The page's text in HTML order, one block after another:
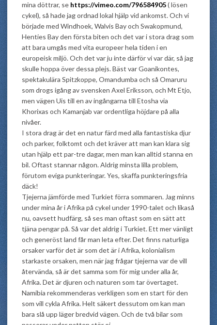
mina döttrar, se https://vimeo.com/796584905( lösen
cykel), så hade jag ordnad lokal hjälp vid ankomst. Och vi
började med Windhoek, Walvis Bay och Swakopmund,
Henties Bay den första biten och det var i stora drag som
att bara umgås med vita europeer hela tiden i en
europeisk miljö. Och det var ju inte därför vi var där, så jag
skulle hoppa över dessa plejs. Bäst var Goanikontes,
spektakulära Spitzkoppe, Omandumba och så Omaruru
som drogs igång av svensken Axel Eriksson, och Mt Etjo,
men vägen Uis till en av ingångarna till Etosha via
Khorixas och Kamanjab var ordentliga höjdare på alla
nivåer.
I stora drag är det en natur färd med alla fantastiska djur
och parker, folktomt och det kräver att man kan klara sig
utan hjälp ett par-tre dagar, men man kan alltid stanna en
bil. Oftast stannar någon. Aldrig minsta lilla problem,
förutom eviga punkteringar. Yes, skaffa punkteringsfria
däck!
Tjejerna jämförde med Turkiet förra sommaren. Jag minns
under mina år i Afrika på cykel under 1990-talet och likaså
nu, oavsett hudfärg, så ses man oftast som en sätt att
tjäna pengar på. Så var det aldrig i Turkiet. Ett mer vänligt
och generöst land får man leta efter. Det finns naturliga
orsaker varför det är som det är i Afrika, kolonialism
starkaste orsaken, men när jag frågar tjejerna var de vill
återvända, så är det samma som för mig under alla år,
Afrika. Det är djuren och naturen som tar övertaget.
Namibia rekommenderas verkligen som en start för den
som vill cykla Afrika. Helt säkert dessutom om kan man
bara slå upp läger bredvid vägen. Och de två bilar som